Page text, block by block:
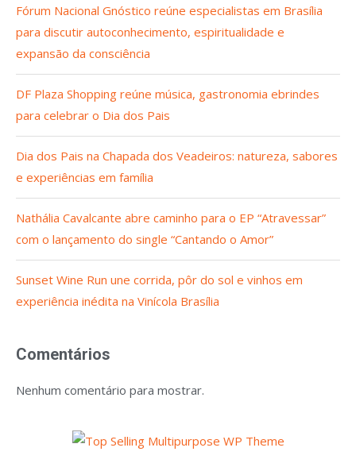
Fórum Nacional Gnóstico reúne especialistas em Brasília
para discutir autoconhecimento, espiritualidade e
expansão da consciência
DF Plaza Shopping reúne música, gastronomia ebrindes
para celebrar o Dia dos Pais
Dia dos Pais na Chapada dos Veadeiros: natureza, sabores
e experiências em família
Nathália Cavalcante abre caminho para o EP “Atravessar”
com o lançamento do single “Cantando o Amor”
Sunset Wine Run une corrida, pôr do sol e vinhos em
experiência inédita na Vinícola Brasília
Comentários
Nenhum comentário para mostrar.